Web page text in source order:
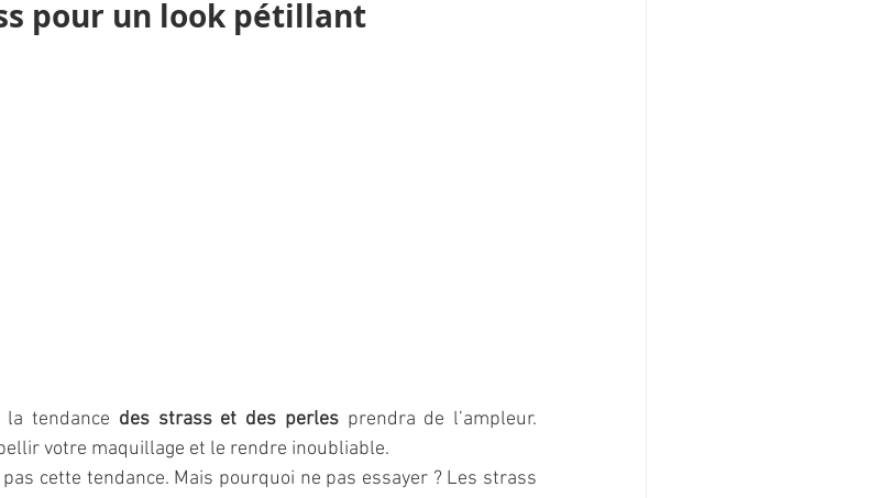
pour un look pétillant
tendance des strass et des perles prendra de l’ampleur.
votre maquillage et le rendre inoubliable.
cette tendance. Mais pourquoi ne pas essayer ? Les strass